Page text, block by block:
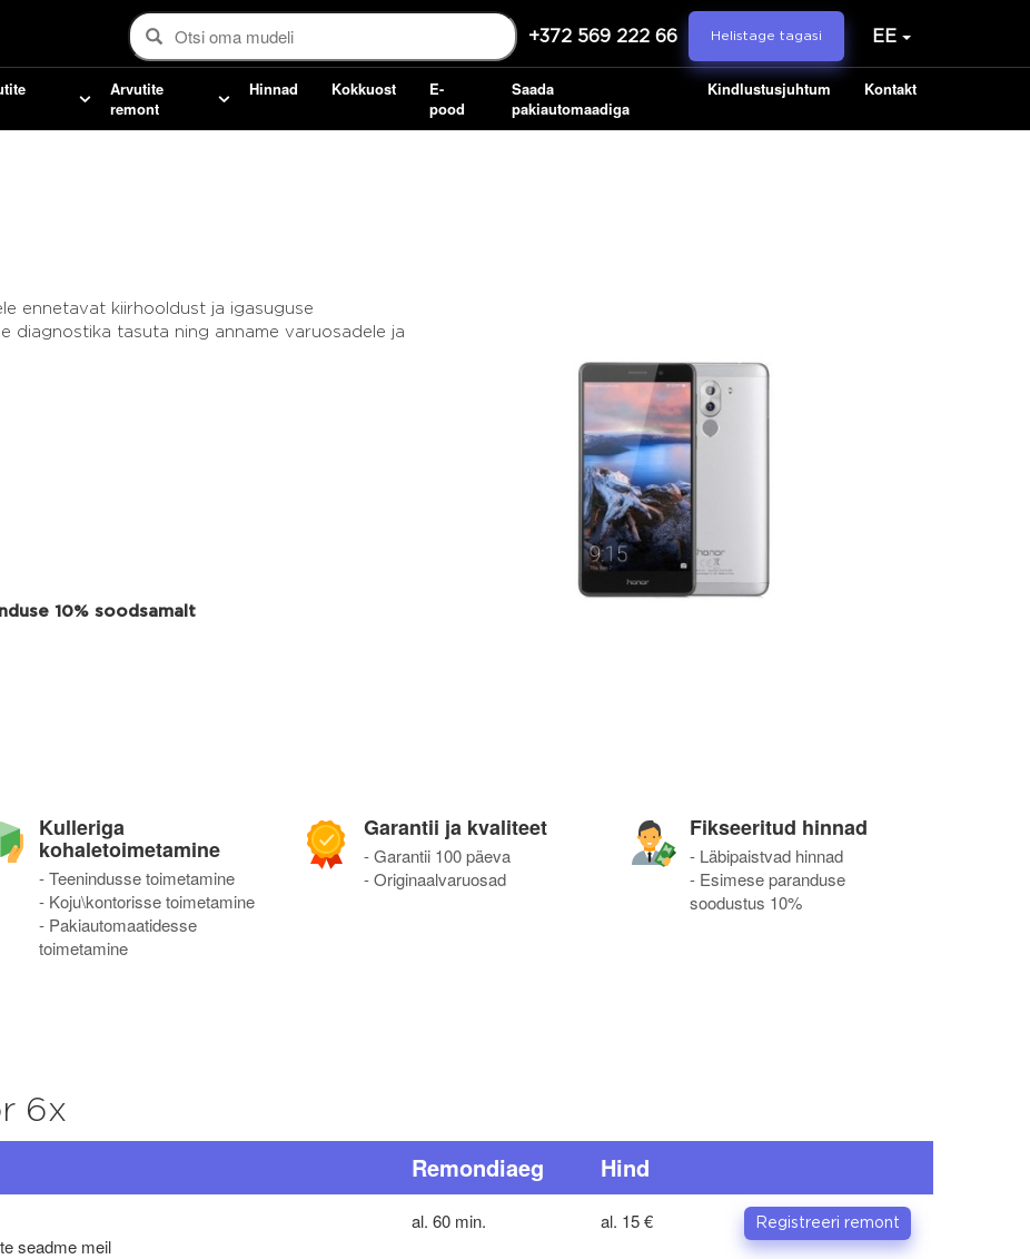
+372 569 222 66 Helistage tagasi EE
Arvutite
remont
Hinnad Kokkuost
E-
pood
Saada
pakiautomaadiga
Kindlustusjuhtum Kontakt
ennetavat kiirhooldust ja igasuguse
diagnostika tasuta ning anname varuosadele ja
10% soodsamalt
Kulleriga
kohaletoimetamine
- Teenindusse toimetamine
- Koju\kontorisse toimetamine
- Pakiautomaatidesse
toimetamine
Garantii ja kvaliteet
- Garantii 100 päeva
- Originaalvaruosad
Fikseeritud hinnad
- Läbipaistvad hinnad
- Esimese paranduse
soodustus 10%
6x
Remondiaeg Hind
seadme meil
al. 60 min. al. 15 € Registreeri remont